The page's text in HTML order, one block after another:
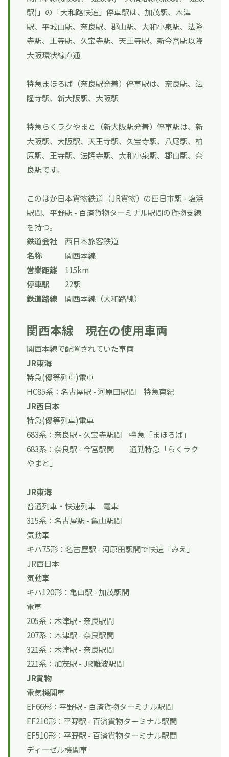
駅)」の「大和路快速」停車駅は、加茂駅、木津
駅、平城山駅、奈良駅、郡山駅、大和小泉駅、法隆
寺駅、王寺駅、久宝寺駅、天王寺駅、新今宮駅以降
大阪環状線直通
特急まほろば （奈良駅発着）停車駅は、奈良駅、法
隆寺駅、新大阪駅、大阪駅
特急らくラクやまと （新大阪駅発着）停車駅は、新
大阪駅、大阪駅、天王寺駅、久宝寺駅、八尾駅、柏
原駅、王寺駅、法隆寺駅、大和小泉駅、郡山駅、奈
良駅です。
このほか日本貨物鉄道（JR貨物）の四日市駅 - 塩浜
駅間、平野駅 - 百済貨物ターミナル駅間の貨物支線
を持つ。
鉄道会社 西日本旅客鉄道
名称 関西本線
営業距離 115km
停車駅 22駅
鉄道路線 関西本線（大和路線）
関西本線 現在の使用車両
関西本線で配置されていた車両
JR東海
特急(優等列車)電車
HC85系：名古屋駅 - 河原田駅間 特急南紀
JR西日本
特急(優等列車)電車
683系：奈良駅 - 久宝寺駅間 特急「まほろば」
683系：奈良駅 - 今宮駅間 通勤特急「らくラク
やまと」
JR東海
普通列車・快速列車 電車
315系：名古屋駅 - 亀山駅間
気動車
キハ75形 ：名古屋駅 - 河原田駅間で快速「みえ」
JR西日本
気動車
キハ120形 ：亀山駅 - 加茂駅間
電車
205系：木津駅 - 奈良駅間
207系 ：木津駅 - 奈良駅間
321系 ：木津駅 - 奈良駅間
221系 ：加茂駅 - JR難波駅間
JR貨物
電気機関車
EF66形：平野駅 - 百済貨物ターミナル駅間
EF210形 ：平野駅 - 百済貨物ターミナル駅間
EF510形：平野駅 - 百済貨物ターミナル駅間
ディーゼル機関車